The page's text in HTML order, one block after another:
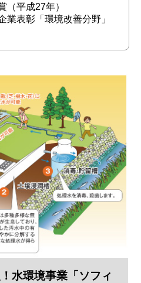
（平成27年）
業表彰「環境改善分野」
水環境事業「ソフィ